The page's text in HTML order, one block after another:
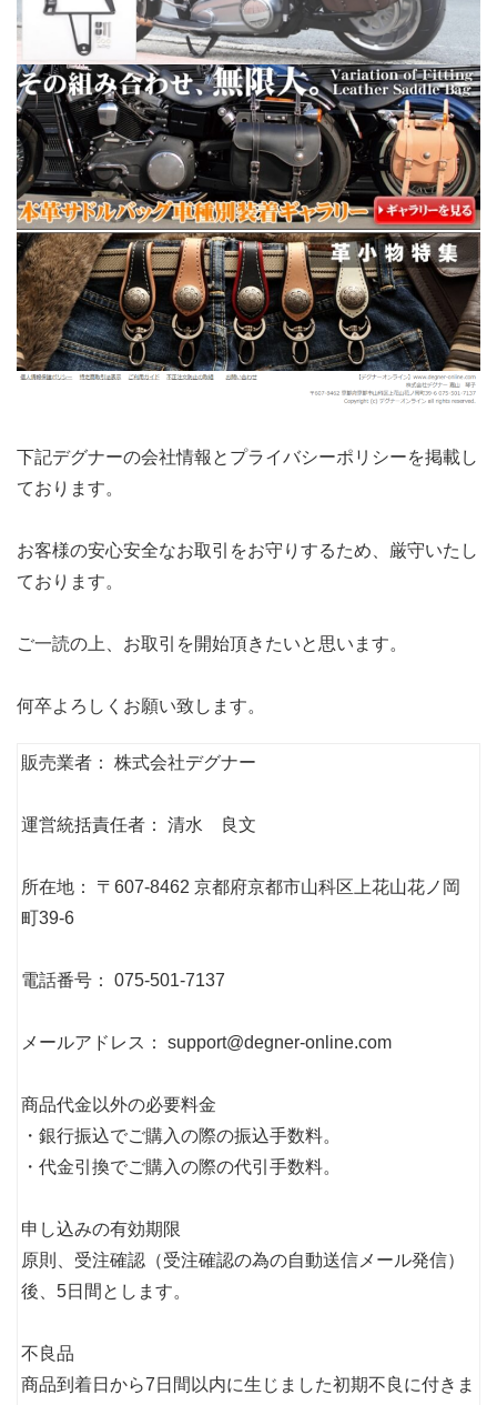
下記デグナーの会社情報とプライバシーポリシーを掲載し
ております。
お客様の安心安全なお取引をお守りするため、厳守いたし
ております。
ご一読の上、お取引を開始頂きたいと思います。
何卒よろしくお願い致します。
販売業者： 株式会社デグナー
運営統括責任者： 清水 良文
所在地： 〒607-8462 京都府京都市山科区上花山花ノ岡
町39-6
電話番号： 075-501-7137
メールアドレス： support@degner-online.com
商品代金以外の必要料金
・銀行振込でご購入の際の振込手数料。
・代金引換でご購入の際の代引手数料。
申し込みの有効期限
原則、受注確認（受注確認の為の自動送信メール発信）
後、5日間とします。
不良品
商品到着日から7日間以内に生じました初期不良に付きま